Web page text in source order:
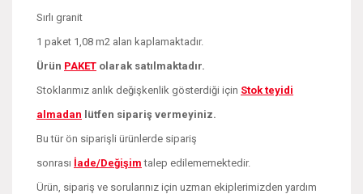
Sırlı granit
1 paket 1,08 m2 alan kaplamaktadır.
Ürün PAKET olarak satılmaktadır.
Stoklarımız anlık değişkenlik gösterdiği için Stok teyidi
almadan lütfen sipariş vermeyiniz.
Bu tür ön siparişli ürünlerde sipariş
sonrası İade/Değişim talep edilememektedir.
Ürün, sipariş ve sorularınız için uzman ekiplerimizden yardım